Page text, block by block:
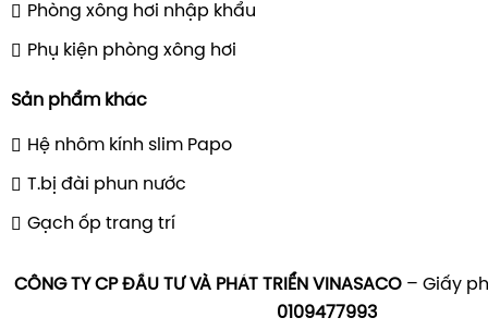
Phòng xông hơi nhập khẩu
Phụ kiện phòng xông hơi
Sản phẩm khác
Hệ nhôm kính slim Papo
T.bị đài phun nước
Gạch ốp trang trí
CÔNG TY CP ĐẦU TƯ VÀ PHÁT TRIỂN VINASACO – Giấy
0109477993